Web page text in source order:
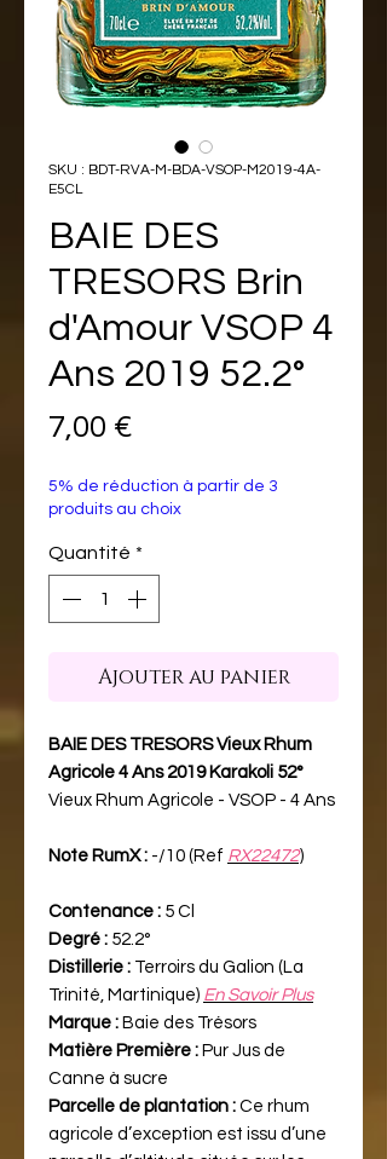
SKU : BDT-RVA-M-BDA-VSOP-M2019-4A-
E5CL
BAIE DES
TRESORS Brin
d'Amour VSOP 4
Ans 2019 52.2°
7,00 €
5% de réduction à partir de 3
produits au choix
Quantité *
Ajouter au panier
BAIE DES TRESORS Vieux Rhum
Agricole 4 Ans 2019 Karakoli 52°
Vieux Rhum Agricole - VSOP - 4 Ans
Note RumX : -/10 (Ref RX22472)
Contenance : 5 Cl
Degré : 52.2°
Distillerie : Terroirs du Galion (La
Trinité, Martinique) En Savoir Plus
Marque : Baie des Trésors
Matière Première : Pur Jus de
Canne à sucre
Parcelle de plantation : Ce rhum
agricole d’exception est issu d’une